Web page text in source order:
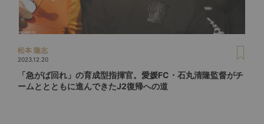
松本 隆志
2023.12.20
「急がば回れ」の育成型指揮官。愛媛FC・石丸清隆監督がチ
ームととともに進んできたJ2復帰への道